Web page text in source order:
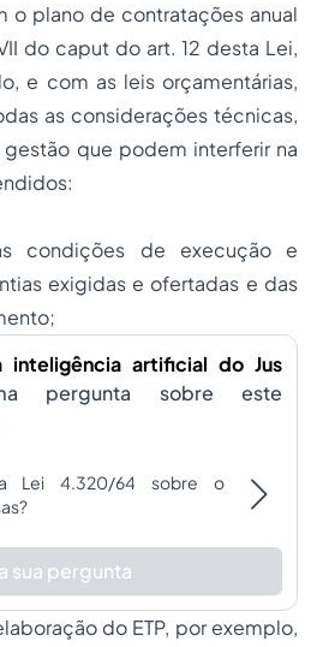
o plano de contratações anual
do caput do art. 12 desta Lei,
e com as leis orçamentárias,
as considerações técnicas,
que podem interferir na
condições de execução e
exigidas e ofertadas e das
inteligência artificial do Jus
pergunta sobre este
Lei 4.320/64 sobre o
sua pergunta
do ETP, por exemplo,